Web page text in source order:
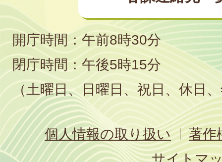
開庁時間：午前8時30分
閉庁時間：午後5時15分
（土曜日、日曜日、祝日、休日
個人情報の取り扱い
著作
サイトマ